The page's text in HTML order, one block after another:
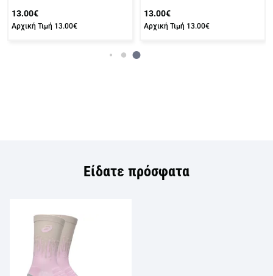
13.00€
Αρχική Τιμή 13.00€
13.00€
Αρχική Τιμή 13.00€
Είδατε πρόσφατα